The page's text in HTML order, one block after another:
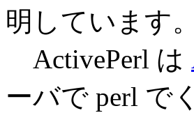
明しています。
ActivePerl は
ーバで perl で